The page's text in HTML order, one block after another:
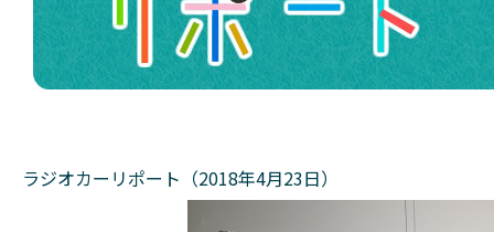
ラジオカーリポート（2018年4月23日）